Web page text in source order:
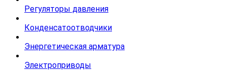
Регуляторы давления
Конденсатоотводчики
Энергетическая арматура
Электроприводы